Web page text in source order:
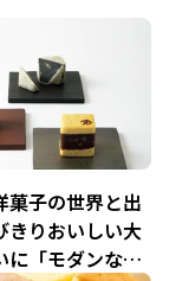
菓子の世界と出
きりおいしい大
に「モダンなあ